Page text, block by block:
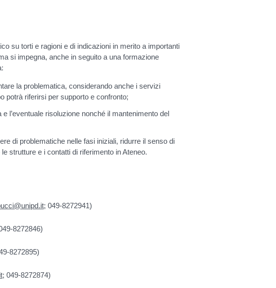
su torti e ragioni e di indicazioni in merito a importanti
si impegna, anche in seguito a una formazione
la problematica, considerando anche i servizi
potrà riferirsi per supporto e confronto;
l’eventuale risoluzione nonché il mantenimento del
di problematiche nelle fasi iniziali, ridurre il senso di
strutture e i contatti di riferimento in Ateneo.
; 049-8272941)
8272846)
8272895)
; 049-8272874)